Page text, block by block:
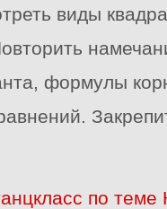
виды
формулы
по теме